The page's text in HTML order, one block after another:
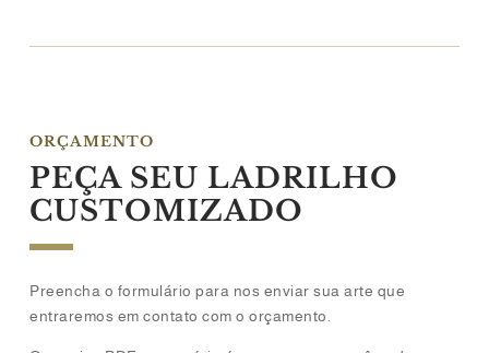
ORÇAMENTO
PEÇA SEU LADRILHO
CUSTOMIZADO
Preencha o formulário para nos enviar sua arte que
entraremos em contato com o orçamento.